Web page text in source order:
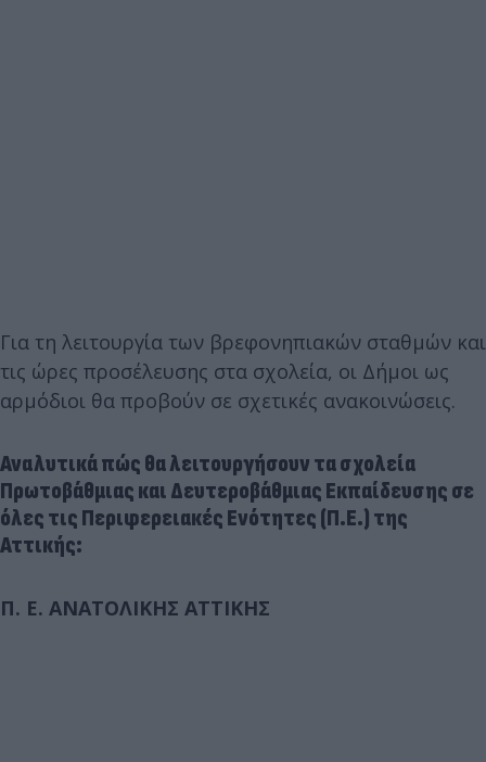
Για τη λειτουργία των βρεφονηπιακών σταθμών και
τις ώρες προσέλευσης στα σχολεία, οι Δήμοι ως
αρμόδιοι θα προβούν σε σχετικές ανακοινώσεις.
Αναλυτικά πώς θα λειτουργήσουν τα σχολεία
Πρωτοβάθμιας και Δευτεροβάθμιας Εκπαίδευσης σε
όλες τις Περιφερειακές Ενότητες (Π.Ε.) της
Αττικής:
Π. Ε. ΑΝΑΤΟΛΙΚΗΣ ΑΤΤΙΚΗΣ